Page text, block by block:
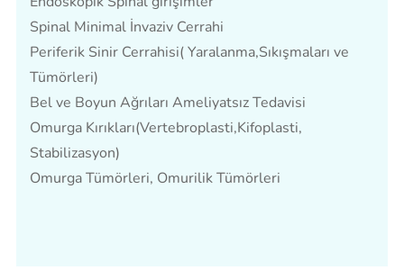
Spinal Minimal İnvaziv Cerrahi
Periferik Sinir Cerrahisi( Yaralanma,Sıkışmaları ve
Tümörleri)
Bel ve Boyun Ağrıları Ameliyatsız Tedavisi
Omurga Kırıkları(Vertebroplasti,Kifoplasti,
Stabilizasyon)
Omurga Tümörleri, Omurilik Tümörleri